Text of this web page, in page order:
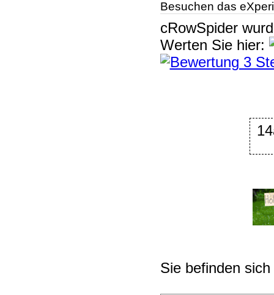
Besuchen das
cRowSpider
Werten Sie hier:
Sie befinden